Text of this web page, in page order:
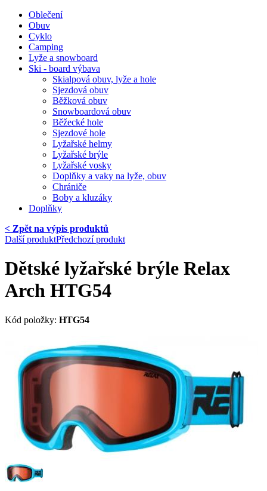
Oblečení
Obuv
Cyklo
Camping
Lyže a snowboard
Ski - board výbava
Skialpová obuv, lyže a hole
Sjezdová obuv
Běžková obuv
Snowboardová obuv
Běžecké hole
Sjezdové hole
Lyžařské helmy
Lyžařské brýle
Lyžařské vosky
Doplňky a vaky na lyže, obuv
Chrániče
Boby a kluzáky
Doplňky
< Zpět na výpis produktů
Další produktPředchozí produkt
Dětské lyžařské brýle Relax
Arch HTG54
Kód položky: HTG54